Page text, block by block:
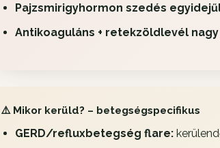
Pajzsmirigyhormon szedés
Antikoaguláns + retekzöldlevél
⚠️ Mikor kerüld? – betegségspecifikus
GERD/refluxbetegség flare: